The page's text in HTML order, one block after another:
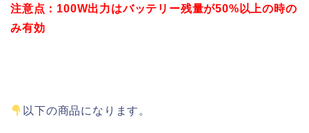
注意点：100W出力はバッテリー残量が50%以上の時の
み有効
以下の商品になります。